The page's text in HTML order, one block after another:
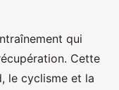
qui
Cette
le cyclisme et la